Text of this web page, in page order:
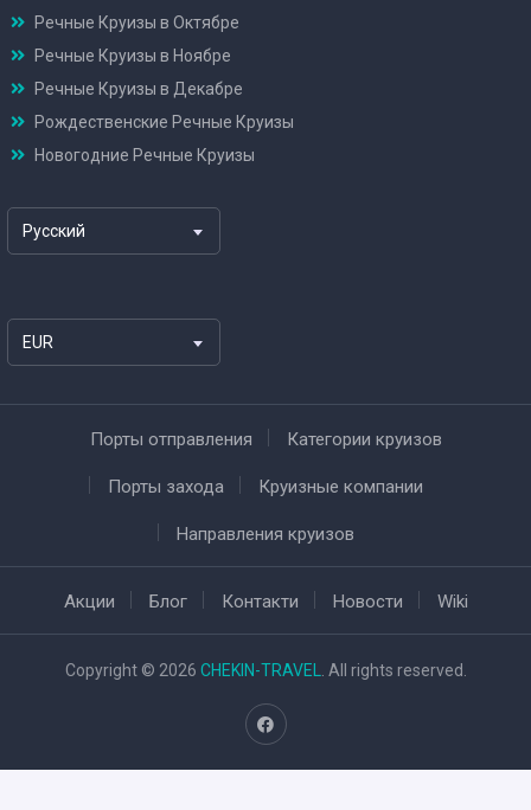
Речные Круизы в Октябре
Речные Круизы в Ноябре
Речные Круизы в Декабре
Рождественские Речные Круизы
Новогодние Речные Круизы
Русский
EUR
Порты отправления Категории круизов
Порты захода Круизные компании
Направления круизов
Акции Блог Контакти Новости Wiki
Copyright © 2026 CHEKIN-TRAVEL . All rights reserved.